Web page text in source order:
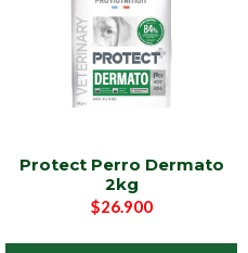
Protect Perro Dermato
2kg
$26.900